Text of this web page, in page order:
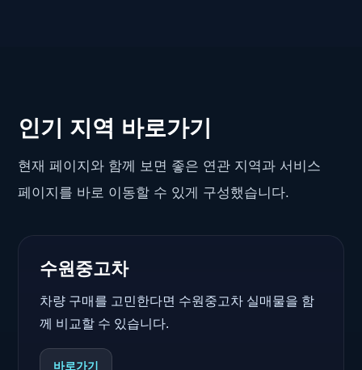
인기 지역 바로가기
현재 페이지와 함께 보면 좋은 연관 지역과 서비스
페이지를 바로 이동할 수 있게 구성했습니다.
수원중고차
차량 구매를 고민한다면 수원중고차 실매물을 함
께 비교할 수 있습니다.
바로가기